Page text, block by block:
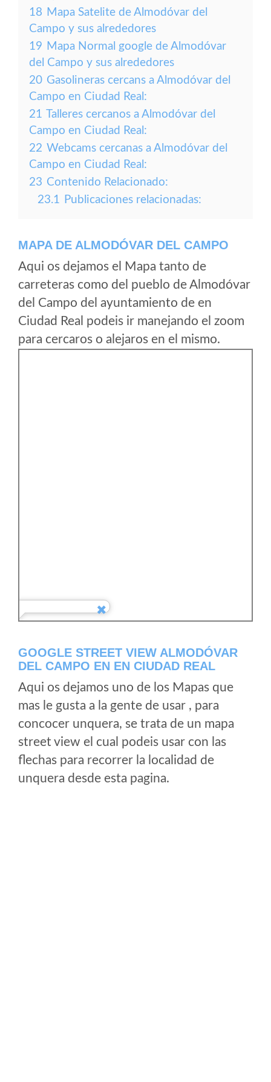
18 Mapa Satelite de Almodóvar del
Campo y sus alrededores
19 Mapa Normal google de Almodóvar
del Campo y sus alrededores
20 Gasolineras cercans a Almodóvar del
Campo en Ciudad Real:
21 Talleres cercanos a Almodóvar del
Campo en Ciudad Real:
22 Webcams cercanas a Almodóvar del
Campo en Ciudad Real:
23 Contenido Relacionado:
23.1 Publicaciones relacionadas:
MAPA DE ALMODÓVAR DEL CAMPO
Aqui os dejamos el Mapa tanto de
carreteras como del pueblo de Almodóvar
del Campo del ayuntamiento de en
Ciudad Real podeis ir manejando el zoom
para cercaros o alejaros en el mismo.
GOOGLE STREET VIEW ALMODÓVAR
DEL CAMPO EN EN CIUDAD REAL
Aqui os dejamos uno de los Mapas que
mas le gusta a la gente de usar , para
concocer unquera, se trata de un mapa
street view el cual podeis usar con las
flechas para recorrer la localidad de
unquera desde esta pagina.